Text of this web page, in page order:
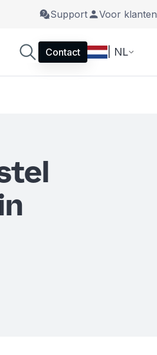
Support Voor klanten
Contact | NL